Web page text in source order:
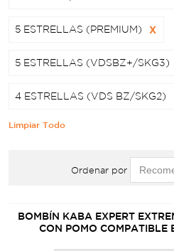
5 ESTRELLAS (PREMIUM) X
5 ESTRELLAS (VDSBZ+/SKG3)
4 ESTRELLAS (VDS BZ/SKG2)
Limpiar Todo
Ordenar por
BOMBÍN KABA EXPERT
CON POMO COMPATIBLE